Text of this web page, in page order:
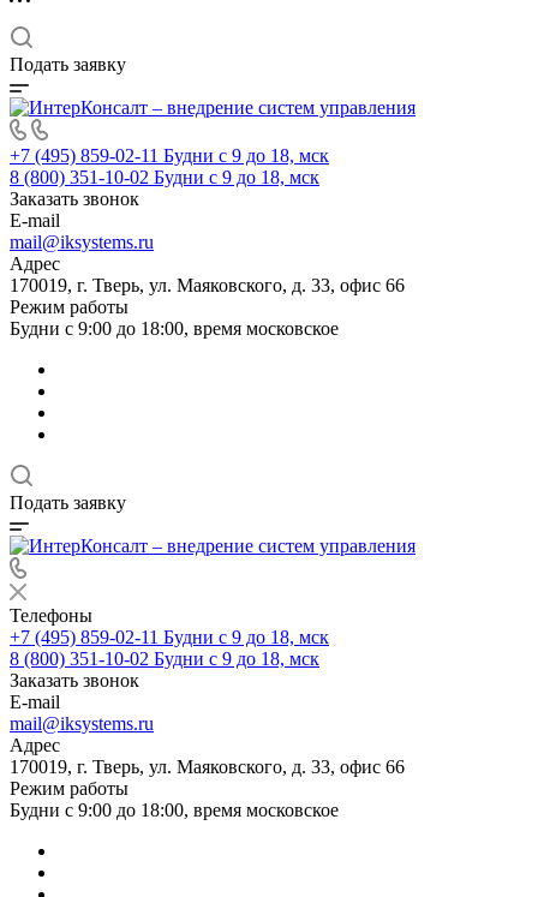
Подать заявку
+7 (495) 859-02-11 Будни с 9 до 18, мск
8 (800) 351-10-02 Будни с 9 до 18, мск
Заказать звонок
E-mail
mail@iksystems.ru
Адрес
170019, г. Тверь, ул. Маяковского, д. 33, офис 66
Режим работы
Будни с 9:00 до 18:00, время московское
Подать заявку
Телефоны
+7 (495) 859-02-11 Будни с 9 до 18, мск
8 (800) 351-10-02 Будни с 9 до 18, мск
Заказать звонок
E-mail
mail@iksystems.ru
Адрес
170019, г. Тверь, ул. Маяковского, д. 33, офис 66
Режим работы
Будни с 9:00 до 18:00, время московское